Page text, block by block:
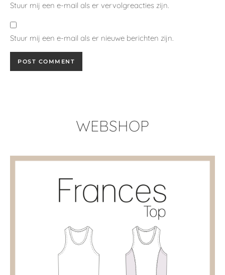
Stuur mij een e-mail als er vervolgreacties zijn.
Stuur mij een e-mail als er nieuwe berichten zijn.
WEBSHOP